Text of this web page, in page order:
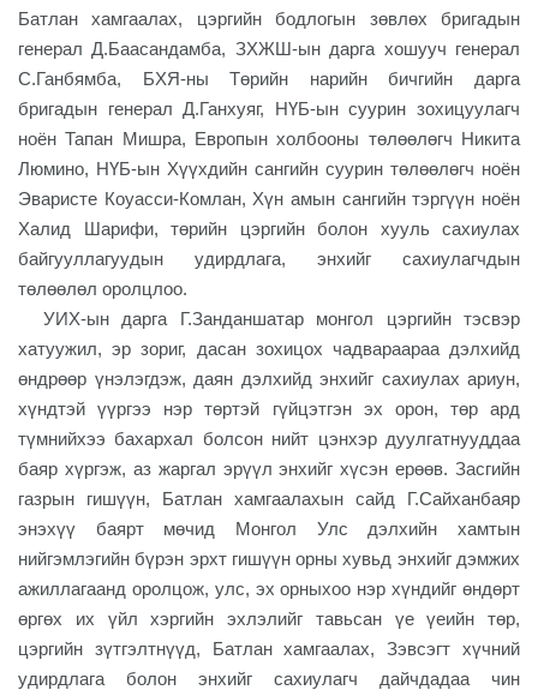
Батлан хамгаалах, цэргийн бодлогын зөвлөх бригадын
генерал Д.Баасандамба, ЗХЖШ-ын дарга хошууч генерал
С.Ганбямба, БХЯ-ны Төрийн нарийн бичгийн дарга
бригадын генерал Д.Ганхуяг, НҮБ-ын суурин зохицуулагч
ноён Тапан Мишра, Европын холбооны төлөөлөгч Никита
Люмино, НҮБ-ын Хүүхдийн сангийн суурин төлөөлөгч ноён
Эваристе Коуасси-Комлан, Хүн амын сангийн тэргүүн ноён
Халид Шарифи, төрийн цэргийн болон хууль сахиулах
байгууллагуудын удирдлага, энхийг сахиулагчдын
төлөөлөл оролцлоо.
УИХ-ын дарга Г.Занданшатар монгол цэргийн тэсвэр
хатуужил, эр зориг, дасан зохицох чадвараараа дэлхийд
өндрөөр үнэлэгдэж, даян дэлхийд энхийг сахиулах ариун,
хүндтэй үүргээ нэр төртэй гүйцэтгэн эх орон, төр ард
түмнийхээ бахархал болсон нийт цэнхэр дуулгатнууддаа
баяр хүргэж, аз жаргал эрүүл энхийг хүсэн ерөөв. Засгийн
газрын гишүүн, Батлан хамгаалахын сайд Г.Сайханбаяр
энэхүү баярт мөчид Монгол Улс дэлхийн хамтын
нийгэмлэгийн бүрэн эрхт гишүүн орны хувьд энхийг дэмжих
ажиллагаанд оролцож, улс, эх орныхоо нэр хүндийг өндөрт
өргөх их үйл хэргийн эхлэлийг тавьсан үе үеийн төр,
цэргийн зүтгэлтнүүд, Батлан хамгаалах, Зэвсэгт хүчний
удирдлага болон энхийг сахиулагч дайчдадаа чин